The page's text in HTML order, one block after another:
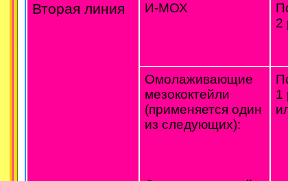
Вторая линия И-МОХ
2
Омолаживающие
мезококтейли
(применяется один
из следующих):
1